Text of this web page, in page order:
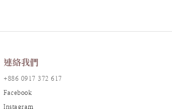
連絡我們
+886 0917 372 617
Facebook
Instagram